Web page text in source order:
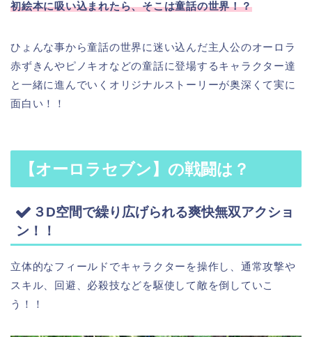
初絵本に吸い込まれたら、そこは童話の世界！？
ひょんな事から童話の世界に迷い込んだ主人公のオーロラ
赤ずきんやピノキオなどの童話に登場するキャラクター達
と一緒に進んでいくオリジナルストーリーが奥深くて実に
面白い！！
【オーロラセブン】の戦闘は？
３D空間で繰り広げられる爽快無双アクショ
ン！！
立体的なフィールドでキャラクターを操作し、通常攻撃や
スキル、回避、必殺技などを駆使して敵を倒していこ
う！！